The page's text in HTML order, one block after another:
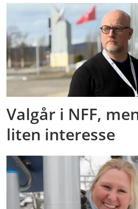
Valgår i NFF,
liten interesse